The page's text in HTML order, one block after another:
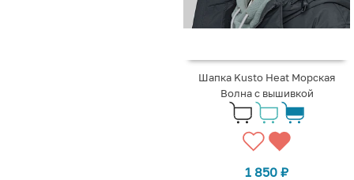
Шапка Kusto Heat Морская
Волна с вышивкой
1 850 ₽